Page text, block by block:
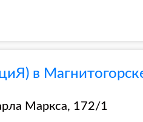
в
Маркса, 172/1